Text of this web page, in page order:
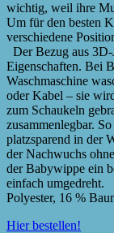
wichtig, weil ihre
Um für den besten
verschiedene
Der Bezug aus 3D-
Eigenschaften. Bei
Waschmaschine
oder Kabel – sie
zum Schaukeln
zusammenlegbar.
platzsparend in der
der Nachwuchs
der Babywippe ein
einfach umgedreht.
Polyester, 16 %
Hier bestellen!